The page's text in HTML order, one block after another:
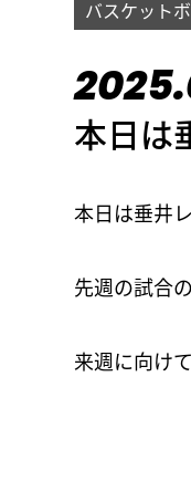
バスケット
本日は
本日は垂井
先週の試合
来週に向け